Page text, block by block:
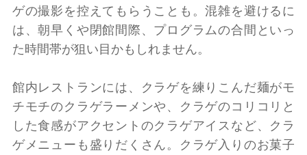
ゲの撮影を控えてもらうことも。混雑を避けるに
は、朝早くや閉館間際、プログラムの合間といっ
た時間帯が狙い目かもしれません。
館内レストランには、クラゲを練りこんだ麺がモ
チモチのクラゲラーメンや、クラゲのコリコリと
した食感がアクセントのクラゲアイスなど、クラ
ゲメニューも盛りだくさん。クラゲ入りのお菓子